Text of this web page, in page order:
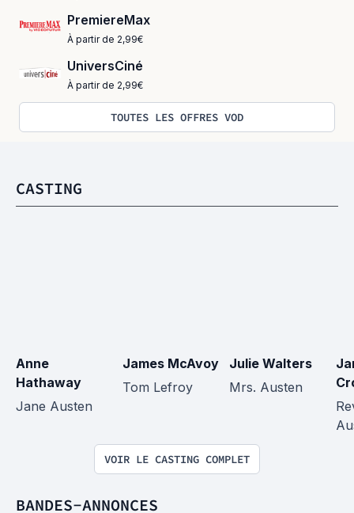
PremiereMax
À partir de 2,99€
UniversCiné
À partir de 2,99€
TOUTES LES OFFRES VOD
CASTING
Anne
Hathaway
Jane Austen
James McAvoy
Tom Lefroy
Julie Walters
Mrs. Austen
VOIR LE CASTING COMPLET
BANDES-ANNONCES